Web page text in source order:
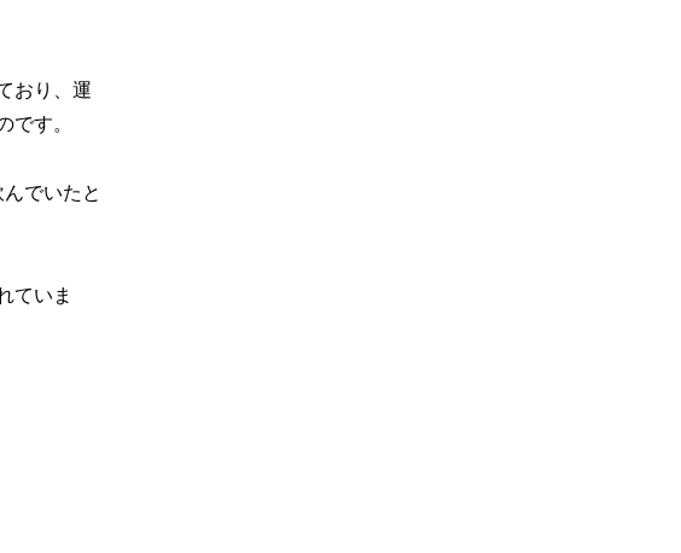
おり、運
です。
でいたと
ていま